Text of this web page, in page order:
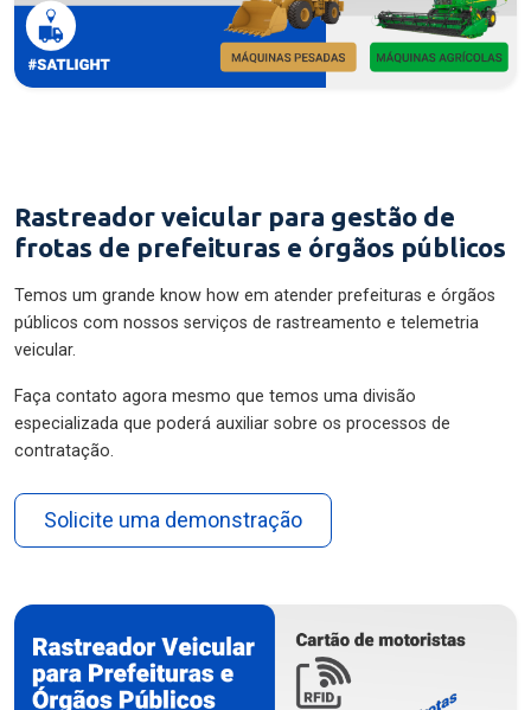
Rastreador veicular para gestão de
frotas de prefeituras e órgãos públicos
Temos um grande know how em atender prefeituras e órgãos
públicos com nossos serviços de rastreamento e telemetria
veicular.
Faça contato agora mesmo que temos uma divisão
especializada que poderá auxiliar sobre os processos de
contratação.
Solicite uma demonstração